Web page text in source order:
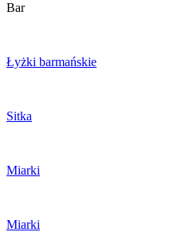
Bar
Łyżki barmańskie
Sitka
Miarki
Miarki